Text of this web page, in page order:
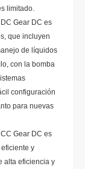
limitado.
Gear DC es
que incluyen
de líquidos
con la bomba
configuración
para nuevas
Gear DC es
y
alta eficiencia y